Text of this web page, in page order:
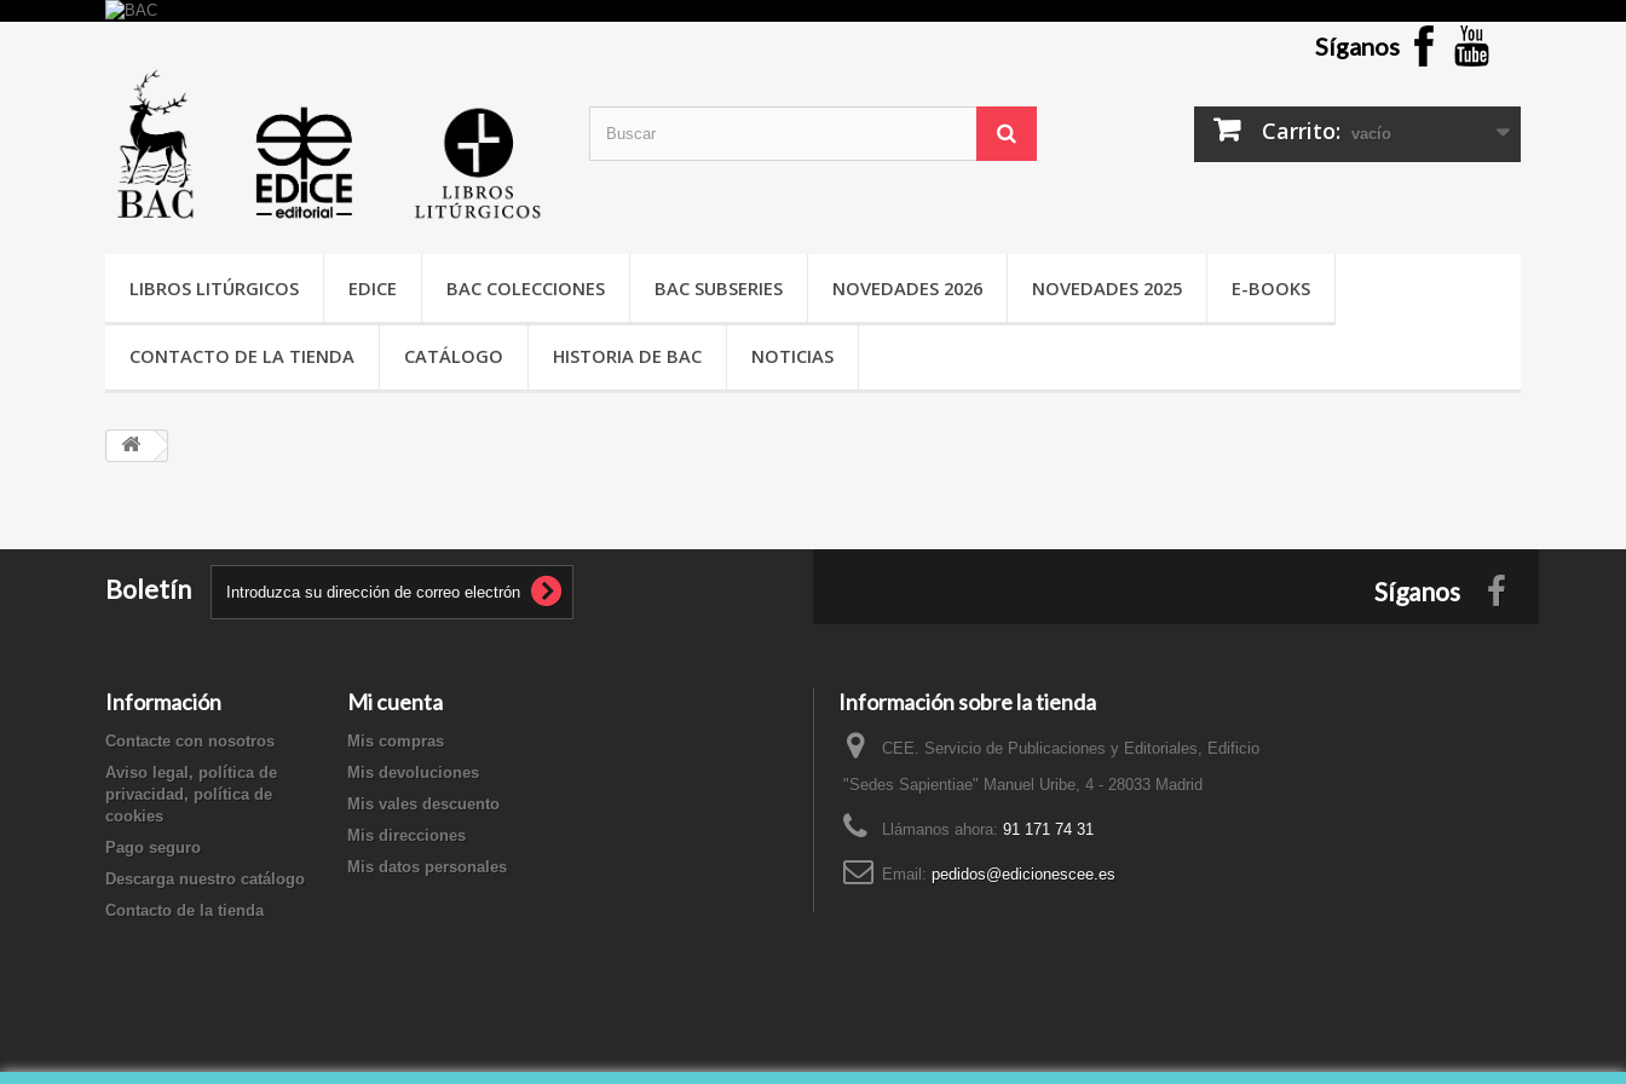
Síganos
Carrito: vacío
LIBROS LITÚRGICOS EDICE BAC COLECCIONES BAC SUBSERIES NOVEDADES 2026 NOVEDADES 2025 E-BOOKS
CONTACTO DE LA TIENDA CATÁLOGO HISTORIA DE BAC NOTICIAS
Boletín Síganos
Información
Contacte con nosotros
Aviso legal, política de
privacidad, política de
cookies
Pago seguro
Descarga nuestro catálogo
Contacto de la tienda
Mi cuenta
Mis compras
Mis devoluciones
Mis vales descuento
Mis direcciones
Mis datos personales
Información sobre la tienda
CEE. Servicio de Publicaciones y Editoriales, Edificio
"Sedes Sapientiae" Manuel Uribe, 4 - 28033 Madrid
Llámanos ahora: 91 171 74 31
Email: pedidos@edicionescee.es